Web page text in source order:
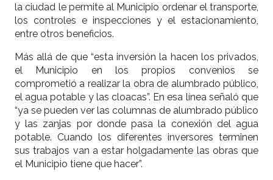
la ciudad le permite al Municipio ordenar el transporte,
los controles e inspecciones y el estacionamiento,
entre otros beneficios.
Más allá de que “esta inversión la hacen los privados,
el Municipio en los propios convenios se
comprometió a realizar la obra de alumbrado público,
el agua potable y las cloacas”. En esa línea señaló que
“ya se pueden ver las columnas de alumbrado público
y las zanjas por donde pasa la conexión del agua
potable. Cuando los diferentes inversores terminen
sus trabajos van a estar holgadamente las obras que
el Municipio tiene que hacer”.